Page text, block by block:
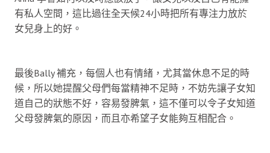
有私人空間，這比過往全天候24小時把所有專注力放於
女兒身上的好。
最後Bally 補充，每個人也有情緒，尤其當休息不足的時
候，所以她提醒父母們每當精神不足時，不妨先讓子女知
道自己的狀態不好，容易發脾氣，這不僅可以令子女知道
父母發脾氣的原因，而且亦希望子女能夠互相配合。